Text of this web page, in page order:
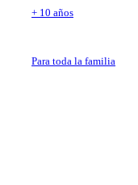
+ 10 años
Para toda la familia